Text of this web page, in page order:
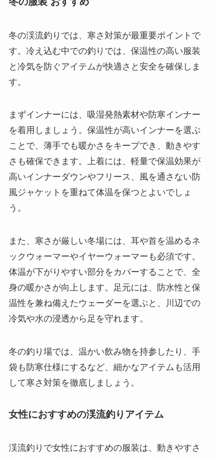
冬の渓流釣りでは、寒さ対策が最重要ポイントで
す。冷え込む中での釣りでは、保温性の高い服装
と冷気を防ぐアイテムが快適さと安全を確保しま
す。
まずインナーには、吸湿発熱素材や防寒インナー
を着用しましょう。保温性が高いインナーを選ぶ
ことで、薄手でも暖かさをキープでき、動きやす
さも確保できます。上着には、軽量で保温効果が
高いインナーダウンやフリース、風を通さない防
風ジャケットを重ねて体温を保つとよいでしょ
う。
また、寒さが厳しい冬場には、耳や首を温めるネ
ックウォーマーやイヤーウォーマーも必須です。
体温が下がりやすい部分をカバーすることで、全
身の暖かさが向上します。足元には、防水性と保
温性を兼ね備えたウェーダーを選ぶと、川辺での
冷気や水の浸透から足を守れます。
冬の釣り場では、温かい飲み物を持参したり、手
袋も防寒仕様にするなど、細かなアイテムも活用
して寒さ対策を徹底しましょう。
女性におすすめの渓流釣りアイテム
渓流釣りで女性におすすめの服装は、動きやすさ